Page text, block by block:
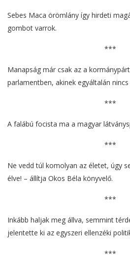
Sebes Maca örömlány így hirdeti
gombot varrok.
***
Manapság már csak az a
parlamentben, akinek egyáltalán
***
A falábú focista ma a magyar
***
Ne vedd túl komolyan az életet, úgy
élve! – állítja Okos Béla könyvelő.
***
Inkább haljak meg állva, semmint
jelentette ki az egyszeri ellenzéki
***